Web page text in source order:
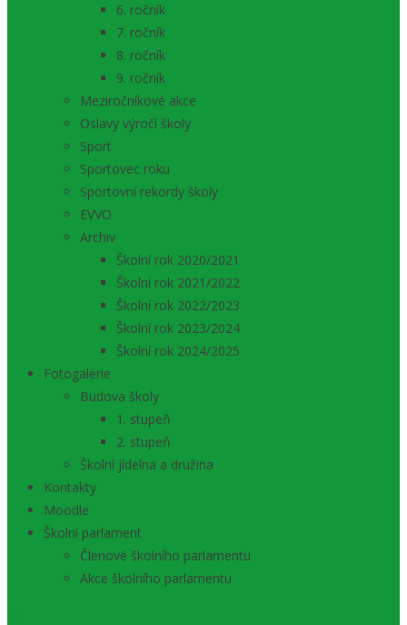
6. ročník
7. ročník
8. ročník
9. ročník
Meziročníkové akce
Oslavy výročí školy
Sport
Sportovec roku
Sportovní rekordy školy
EVVO
Archiv
Školní rok 2020/2021
Školní rok 2021/2022
Školní rok 2022/2023
Školní rok 2023/2024
Školní rok 2024/2025
Fotogalerie
Budova školy
1. stupeň
2. stupeň
Školní jídelna a družina
Kontakty
Moodle
Školní parlament
Členové školního parlamentu
Akce školního parlamentu